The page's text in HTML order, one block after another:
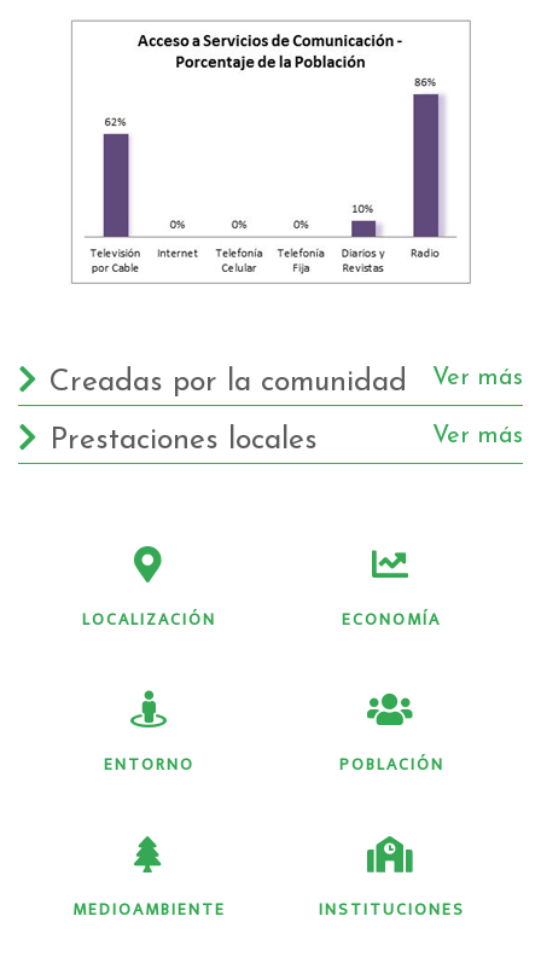
Creadas por la comunidad Ver más
Prestaciones locales Ver más
LOCALIZACIÓN ECONOMÍA
ENTORNO POBLACIÓN
MEDIOAMBIENTE INSTITUCIONES